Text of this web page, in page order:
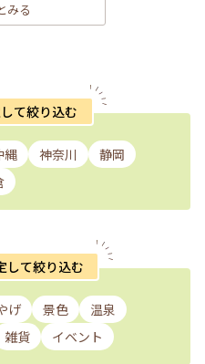
みる
て絞り込む
縄 神奈川
静岡
して絞り込む
げ 景色
温泉
雑貨 イベント